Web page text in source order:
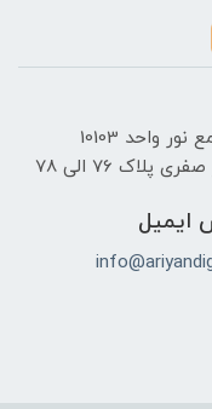
واحد 10103
ایمیل